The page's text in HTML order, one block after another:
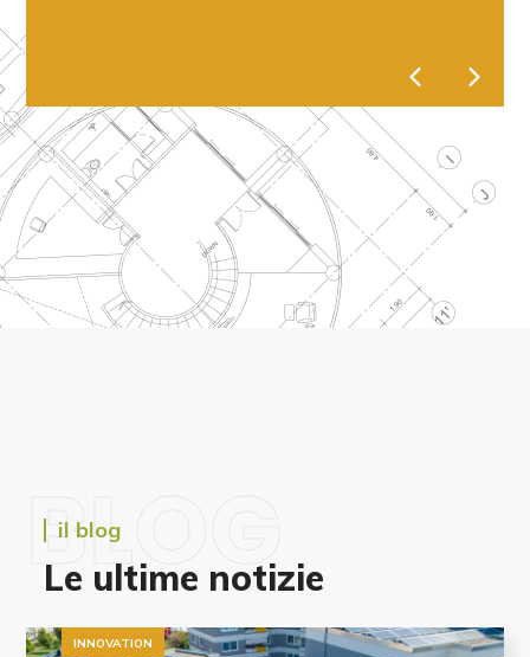
il blog
Le ultime notizie
BLOG
INNOVATION